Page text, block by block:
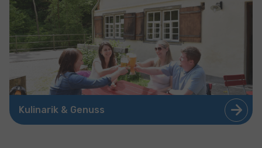
Kulinarik & Genuss